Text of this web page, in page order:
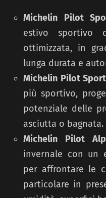
Michelin Pilot
estivo sportivo
ottimizzata, in
lunga durata e
Michelin Pilot
più sportivo,
potenziale delle
asciutta o bagnata.
Michelin Pilot
invernale con un
per affrontare le
particolare in